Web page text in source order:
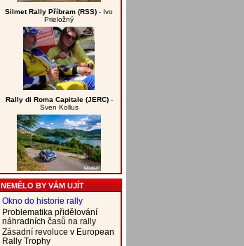
Silmet Rally Příbram (RSS) - Ivo
Prieložný
Rally di Roma Capitale (JERC)-
Sven Kollus
NEMĚLO BY VÁM UJÍT
Okno do historie rally
Problematika přidělování
náhradních časů na rally
Zásadní revoluce v European
Rally Trophy